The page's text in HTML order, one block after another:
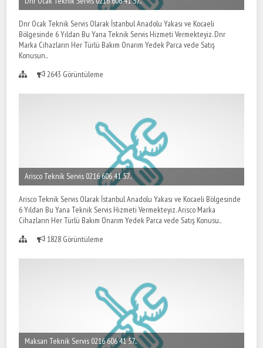
Dnr Ocak Teknik Servis Olarak İstanbul Anadolu Yakası ve Kocaeli
Bölgesinde 6 Yıldan Bu Yana Teknik Servis Hizmeti Vermekteyiz. Dnr
Marka Cihazların Her Türlü Bakım Onarım Yedek Parca vede Satış
Konusun..
2643 Görüntüleme
Arisco Teknik Servis 0216 606 41 57..
Arisco Teknik Servis Olarak İstanbul Anadolu Yakası ve Kocaeli Bölgesinde
6 Yıldan Bu Yana Teknik Servis Hizmeti Vermekteyiz. Arisco Marka
Cihazların Her Türlü Bakım Onarım Yedek Parca vede Satış Konusu..
1828 Görüntüleme
Maksan Teknik Servis 0216 606 41 57..